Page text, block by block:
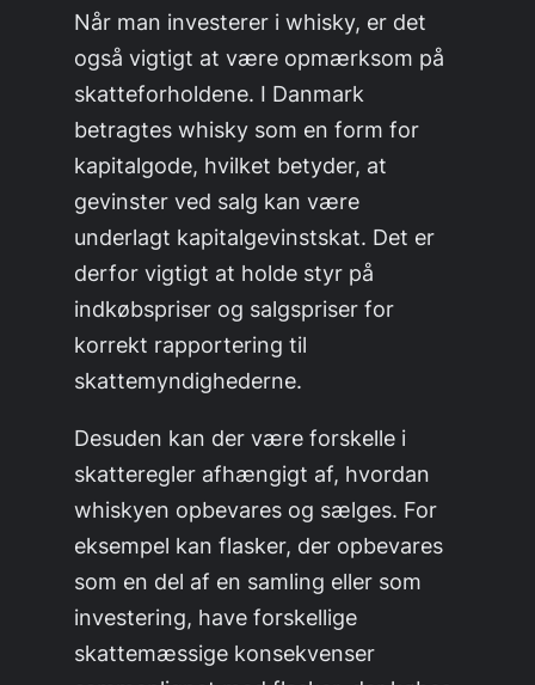
Når man investerer i whisky, er det
også vigtigt at være opmærksom på
skatteforholdene. I Danmark
betragtes whisky som en form for
kapitalgode, hvilket betyder, at
gevinster ved salg kan være
underlagt kapitalgevinstskat. Det er
derfor vigtigt at holde styr på
indkøbspriser og salgspriser for
korrekt rapportering til
skattemyndighederne.
Desuden kan der være forskelle i
skatteregler afhængigt af, hvordan
whiskyen opbevares og sælges. For
eksempel kan flasker, der opbevares
som en del af en samling eller som
investering, have forskellige
skattemæssige konsekvenser